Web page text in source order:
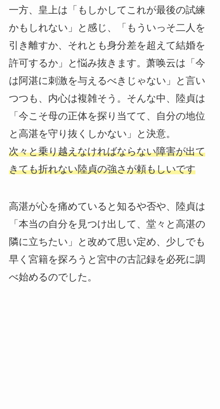
一方、皇上は「もしかしてこれが最後の試練
かもしれない」と感じ、「もういっそ二人を
引き離すか、それとも身分差を超えて結婚を
許可するか」と悩み抜きます。萧唤云は「今
は阿湛に刺激を与えるべきじゃない」と言い
つつも、内心は複雑そう。そんな中、陸貞は
「今こそ母の正体を探り当てて、自分の地位
と高湛を守り抜くしかない」と決意。
次々と乗り越えなければならない障害が出て
きても折れない陸貞の強さが頼もしいです
高湛が心を痛めていると知るや否や、陸貞は
「本当の自分を見つけ出して、堂々と高湛の
隣に立ちたい」と改めて思い定め、少しでも
早く宮籍を探ろうと宮中の古記録を必死に調
べ始めるのでした。